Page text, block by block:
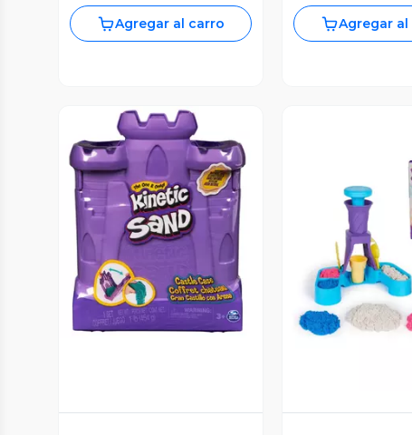
Agregar al carro Agregar al
Vista Previa
Vista